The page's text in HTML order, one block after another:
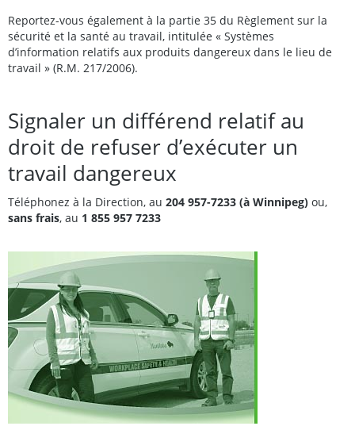
Reportez-vous également à la partie 35 du Règlement sur la
sécurité et la santé au travail, intitulée « Systèmes
d’information relatifs aux produits dangereux dans le lieu de
travail » (R.M. 217/2006).
Signaler un différend relatif au
droit de refuser d’exécuter un
travail dangereux
Téléphonez à la Direction, au 204 957-7233 (à Winnipeg) ou,
sans frais, au 1 855 957 7233